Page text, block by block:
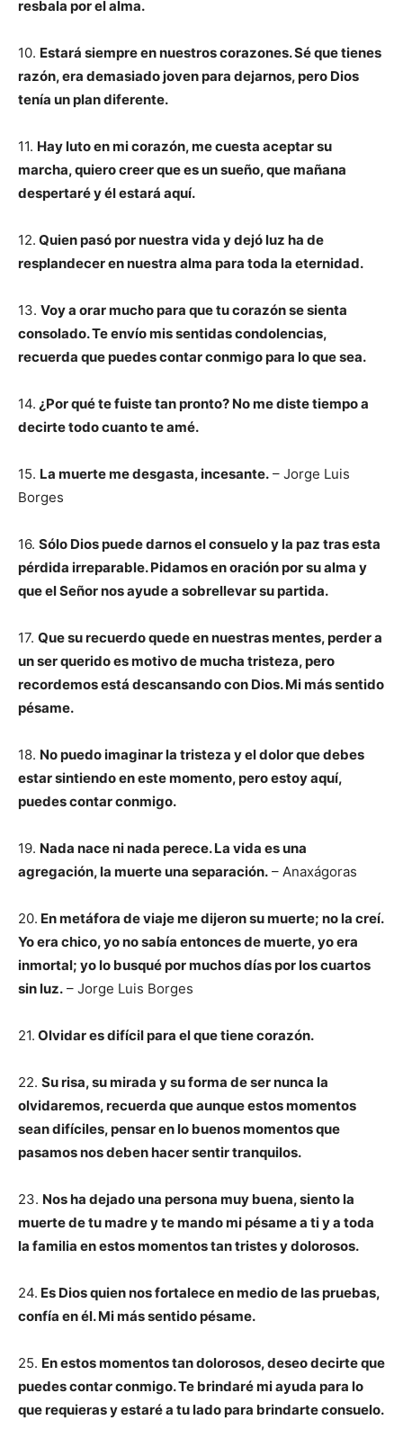
resbala por el alma.
10. Estará siempre en nuestros corazones. Sé que tienes
razón, era demasiado joven para dejarnos, pero Dios
tenía un plan diferente.
11. Hay luto en mi corazón, me cuesta aceptar su
marcha, quiero creer que es un sueño, que mañana
despertaré y él estará aquí.
12. Quien pasó por nuestra vida y dejó luz ha de
resplandecer en nuestra alma para toda la eternidad.
13. Voy a orar mucho para que tu corazón se sienta
consolado. Te envío mis sentidas condolencias,
recuerda que puedes contar conmigo para lo que sea.
14. ¿Por qué te fuiste tan pronto? No me diste tiempo a
decirte todo cuanto te amé.
15. La muerte me desgasta, incesante. – Jorge Luis
Borges
16. Sólo Dios puede darnos el consuelo y la paz tras esta
pérdida irreparable. Pidamos en oración por su alma y
que el Señor nos ayude a sobrellevar su partida.
17. Que su recuerdo quede en nuestras mentes, perder a
un ser querido es motivo de mucha tristeza, pero
recordemos está descansando con Dios. Mi más sentido
pésame.
18. No puedo imaginar la tristeza y el dolor que debes
estar sintiendo en este momento, pero estoy aquí,
puedes contar conmigo.
19. Nada nace ni nada perece. La vida es una
agregación, la muerte una separación. – Anaxágoras
20. En metáfora de viaje me dijeron su muerte; no la creí.
Yo era chico, yo no sabía entonces de muerte, yo era
inmortal; yo lo busqué por muchos días por los cuartos
sin luz. – Jorge Luis Borges
21. Olvidar es difícil para el que tiene corazón.
22. Su risa, su mirada y su forma de ser nunca la
olvidaremos, recuerda que aunque estos momentos
sean difíciles, pensar en lo buenos momentos que
pasamos nos deben hacer sentir tranquilos.
23. Nos ha dejado una persona muy buena, siento la
muerte de tu madre y te mando mi pésame a ti y a toda
la familia en estos momentos tan tristes y dolorosos.
24. Es Dios quien nos fortalece en medio de las pruebas,
confía en él. Mi más sentido pésame.
25. En estos momentos tan dolorosos, deseo decirte que
puedes contar conmigo. Te brindaré mi ayuda para lo
que requieras y estaré a tu lado para brindarte consuelo.